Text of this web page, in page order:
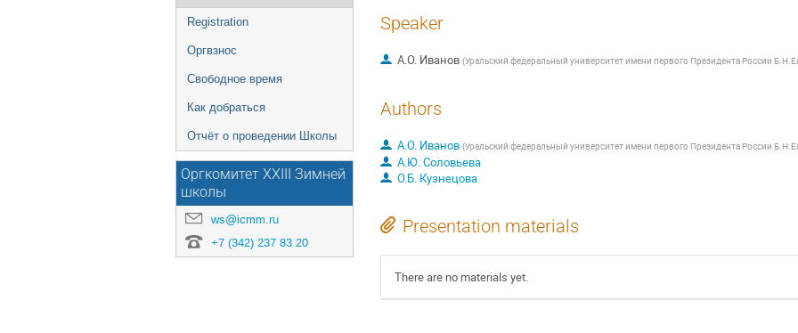
Registration
Оргвзнос
Свободное время
Как добраться
Отчёт о проведении Школы
Оргкомитет XXIII Зимней
школы
ws@icmm.ru
+7 (342) 237 83 20
Speaker
А.О. Иванов (Уральский федеральный университет имени первого Президента России
Authors
А.О. Иванов (Уральский федеральный университет имени первого Президента России
А.Ю. Соловьева
О.Б. Кузнецова
Presentation materials
There are no materials yet.